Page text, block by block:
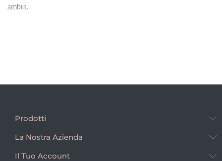
ambra.
Prodotti
La Nostra Azienda
Il Tuo Account